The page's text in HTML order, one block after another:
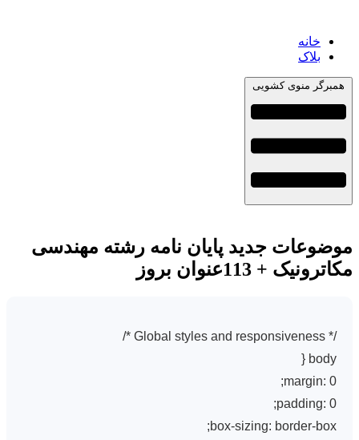
خانه
بلاک
همبرگر منوی کشویی
موضوعات جدید پایان نامه رشته مهندسی
مکاترونیک + 113عنوان بروز
/* Global styles and responsiveness */
body {
margin: 0;
padding: 0;
box-sizing: border-box;